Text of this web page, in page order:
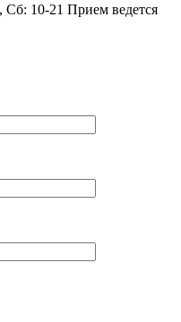
10-21 Прием ведется